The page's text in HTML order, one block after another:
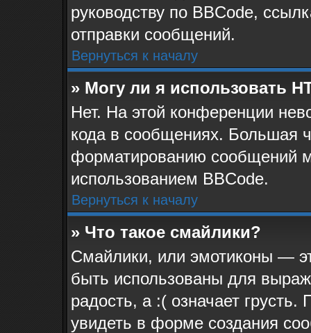
руководству по BBCode,
отправки сообщений.
Вернуться к началу
» Могу ли я использовать
Нет. На этой конференции
кода в сообщениях. Большая
форматированию сообщений
использованием BBCode.
Вернуться к началу
» Что такое смайлики?
Смайлики, или эмотиконы —
быть использованы для
радость, а :( означает
увидеть в форме создания